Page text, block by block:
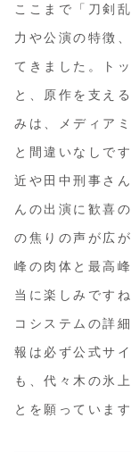
ここまで「刀剣
力や公演の特徴
てきました。ト
と、原作を支え
みは、メディア
と間違いなしで
近や田中刑事さ
んの出演に歓喜
の焦りの声が広
峰の肉体と最高
当に楽しみです
コシステムの詳
報は必ず公式サ
も、代々木の氷
とを願っています